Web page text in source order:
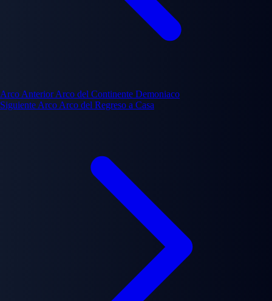
Arco Anterior Arco del Continente Demoniaco
Siguiente Arco Arco del Regreso a Casa